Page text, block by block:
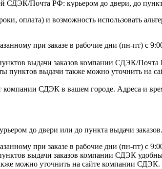
СДЭК/Почта РФ: курьером до двери, до
оплата) и возможность использовать
при заказе в рабочие дни (пн-пт) с
выдачи заказов компании СДЭК/
пунктов выдачи также можно уточнить на
компании СДЭК в вашем городе. Адреса и
до двери или до пункта выдачи заказов.
при заказе в рабочие дни (пн-пт) с
выдачи заказов компании СДЭК
можно уточнить на сайте компании СДЭК.